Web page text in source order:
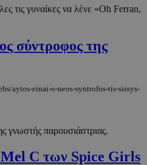
τις γυναίκες να λένε «Oh Ferran,
σύντροφος της
aytos-einai-o-neos-syntrofos-tis-sissys-
γνωστής παρουσιάστριας.
C των Spice Girls